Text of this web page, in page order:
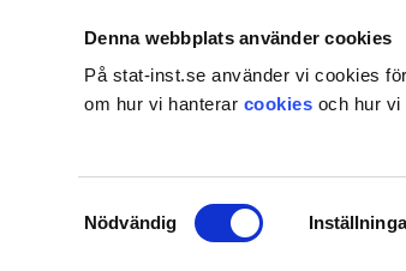
Denna webbplats använder cookies
På stat-inst.se använder vi cookies
om hur vi hanterar cookies och hur vi
Samtyckesval
Nödvändig